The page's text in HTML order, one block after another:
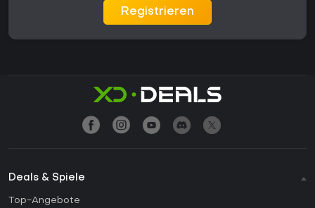
Registrieren
Deals & Spiele
Top-Angebote